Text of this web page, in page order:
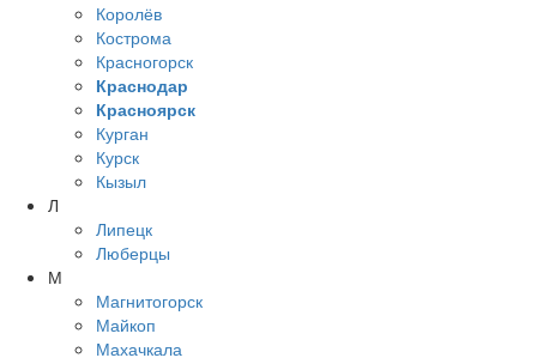
Королёв
Кострома
Красногорск
Краснодар
Красноярск
Курган
Курск
Кызыл
Л
Липецк
Люберцы
М
Магнитогорск
Майкоп
Махачкала